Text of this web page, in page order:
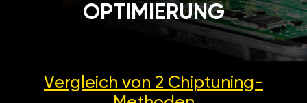
OPTIMIERUNG
Vergleich von 2 Chiptuning-